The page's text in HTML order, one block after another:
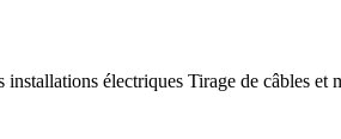
électriques Tirage de câbles